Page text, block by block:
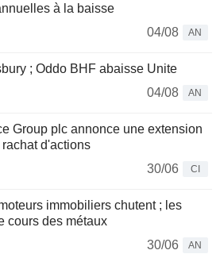
à la baisse
04/08
AN
; Oddo BHF abaisse Unite
04/08
AN
Group plc annonce une extension
d'actions
30/06
CI
immobiliers chutent ; les
cours des métaux
30/06
AN